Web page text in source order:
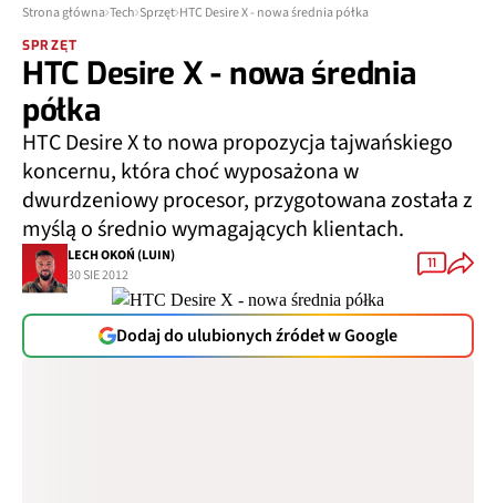
Strona główna Tech Sprzęt HTC Desire X - nowa średnia półka
SPRZĘT
HTC Desire X - nowa średnia
półka
HTC Desire X to nowa propozycja tajwańskiego
koncernu, która choć wyposażona w
dwurdzeniowy procesor, przygotowana została z
myślą o średnio wymagających klientach.
LECH OKOŃ (LUIN)
30 SIE 2012
11
Dodaj do ulubionych źródeł w Google